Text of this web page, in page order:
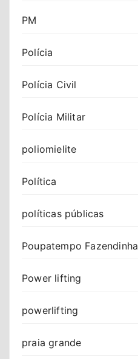
PM
Polícia
Polícia Civil
Polícia Militar
poliomielite
Política
políticas públicas
Poupatempo Fazendinha
Power lifting
powerlifting
praia grande